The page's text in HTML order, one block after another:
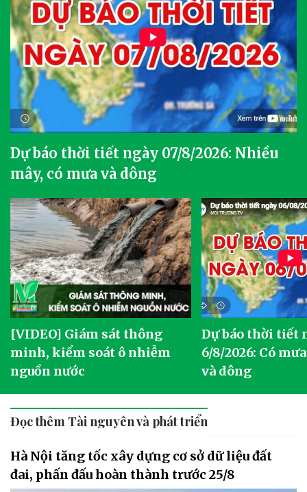
Dự báo thời tiết ngày 07/8/2026: Nhiều
mây, có mưa và dông
[VIDEO] Giám sát thông
minh, kiểm soát ô nhiễm
nguồn nước
Dự báo thời tiết
6/8/2026: Có
và dông
Đọc thêm Tài nguyên và phát triển
Hà Nội tăng tốc xây dựng cơ sở dữ liệu đất
đai, phấn đấu hoàn thành trước 25/8